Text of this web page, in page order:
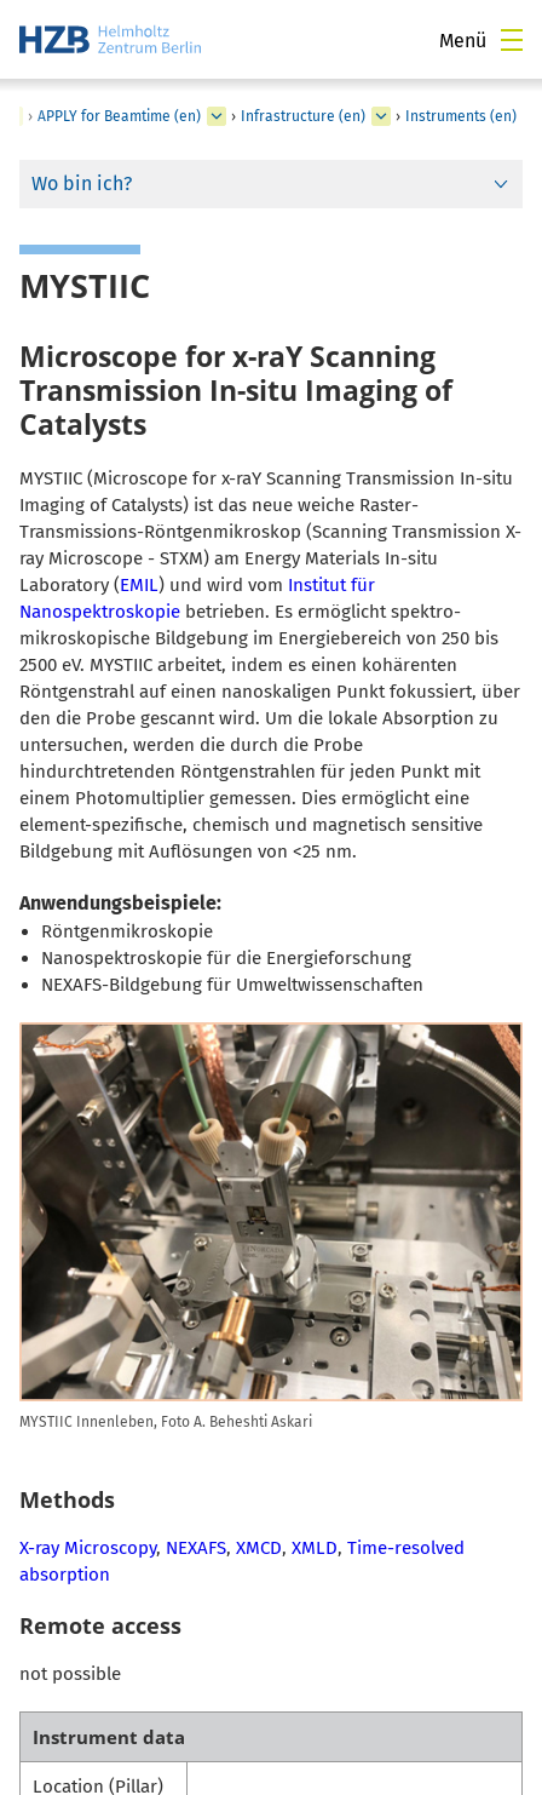
Menü
› APPLY for Beamtime (en) › Infrastructure (en) › Instruments (en)
Wo bin ich?
MYSTIIC
Microscope for x-raY Scanning
Transmission In-situ Imaging of
Catalysts
MYSTIIC (Microscope for x-raY Scanning Transmission In-situ
Imaging of Catalysts) ist das neue weiche Raster-
Transmissions-Röntgenmikroskop (Scanning Transmission X-
ray Microscope - STXM) am Energy Materials In-situ
Laboratory (EMIL) und wird vom Institut für
Nanospektroskopie betrieben. Es ermöglicht spektro-
mikroskopische Bildgebung im Energiebereich von 250 bis
2500 eV. MYSTIIC arbeitet, indem es einen kohärenten
Röntgenstrahl auf einen nanoskaligen Punkt fokussiert, über
den die Probe gescannt wird. Um die lokale Absorption zu
untersuchen, werden die durch die Probe
hindurchtretenden Röntgenstrahlen für jeden Punkt mit
einem Photomultiplier gemessen. Dies ermöglicht eine
element-spezifische, chemisch und magnetisch sensitive
Bildgebung mit Auflösungen von <25 nm.
Anwendungsbeispiele:
Röntgenmikroskopie
Nanospektroskopie für die Energieforschung
NEXAFS-Bildgebung für Umweltwissenschaften
MYSTIIC Innenleben, Foto A. Beheshti Askari
Methods
X-ray Microscopy, NEXAFS, XMCD, XMLD, Time-resolved
absorption
Remote access
not possible
Instrument data
Location (Pillar)